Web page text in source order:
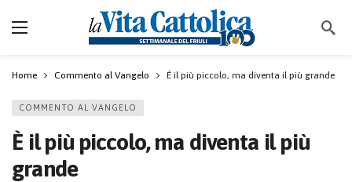
Home Commento al Vangelo È il più piccolo, ma diventa il più grande
COMMENTO AL VANGELO
È il più piccolo, ma diventa il più
grande